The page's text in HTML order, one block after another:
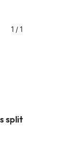
1 / 1
split